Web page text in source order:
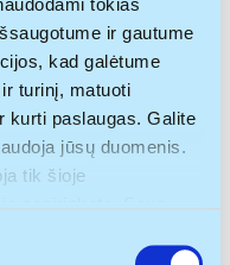
ir gautume
kad galėtume
turinį, matuoti
kurti paslaugas. Galite
jūsų duomenis.
tik šioje
„Privatumo trigeris“.
future-focused
parts of the toolkit
course will be the
by teaching you to
how to make
to the right